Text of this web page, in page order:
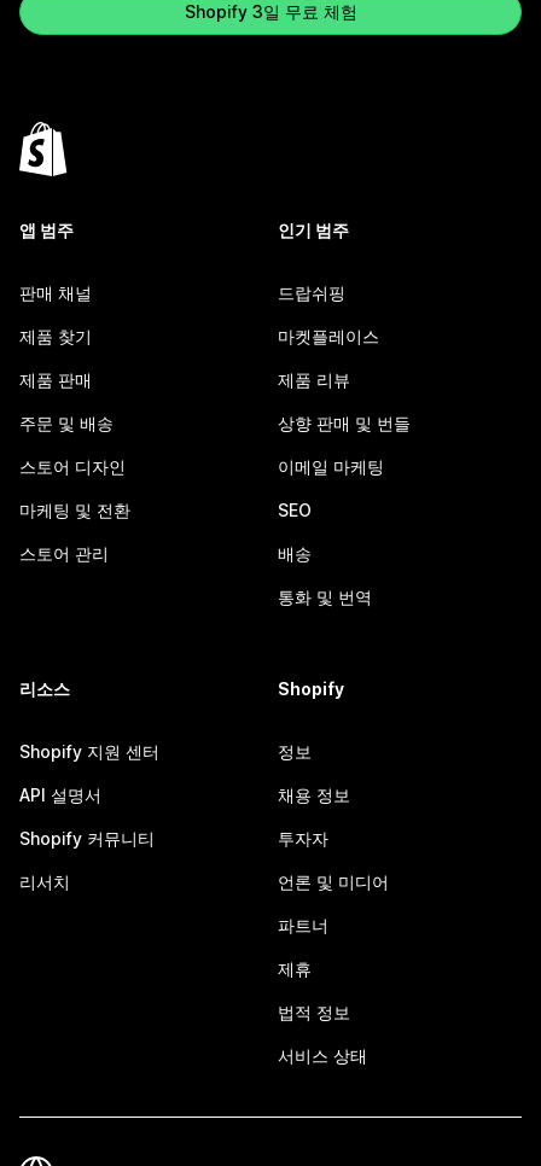
Shopify 3일 무료 체험
앱 범주
판매 채널
제품 찾기
제품 판매
주문 및 배송
스토어 디자인
마케팅 및 전환
스토어 관리
인기 범주
드랍쉬핑
마켓플레이스
제품 리뷰
상향 판매 및 번들
이메일 마케팅
SEO
배송
통화 및 번역
리소스
Shopify 지원 센터
API 설명서
Shopify 커뮤니티
리서치
Shopify
정보
채용 정보
투자자
언론 및 미디어
파트너
제휴
법적 정보
서비스 상태